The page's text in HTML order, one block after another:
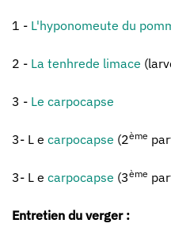
1 - L'hyponomeute du
2 - La tenhrede limace
3 - Le carpocapse
3- L e carpocapse (2ème
3- L e carpocapse (3ème
Entretien du verger :